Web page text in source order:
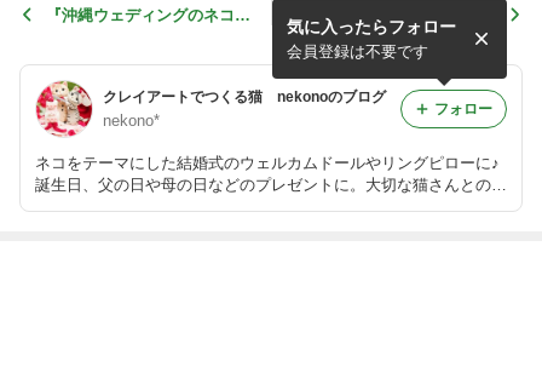
『沖縄ウェディングのネコさ
『野球応援ネコさん♪～楽天
イーグルス＆横浜DeNAベイ
スターズ～』
クレイアートでつくる猫 nekonoのブログ
nekono*
ネコをテーマにした結婚式のウェルカムドールやリングピローに♪
誕生日、父の日や母の日などのプレゼントに。大切な猫さんとの思
い出のメモリアル作品も製作。猫ちゃんをモデルにオーダーメイド
気に入ったらフォロー
会員登録は不要です
フォロー